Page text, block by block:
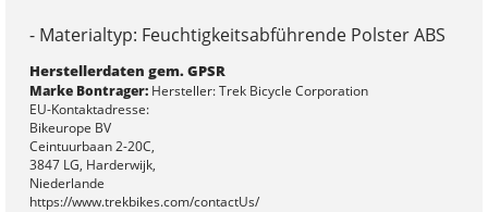
- Materialtyp: Feuchtigkeitsabführende Polster ABS
Herstellerdaten gem. GPSR
Marke Bontrager:Hersteller: Trek Bicycle Corporation
EU-Kontaktadresse:
Bikeurope BV
Ceintuurbaan 2-20C,
3847 LG, Harderwijk,
Niederlande
https://www.trekbikes.com/contactUs/